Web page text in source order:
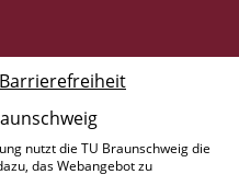
Barrierefreiheit
nutzt die TU Braunschweig die
das Webangebot zu